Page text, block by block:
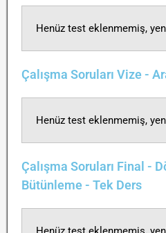
Henüz test eklenmemiş,
Çalışma Soruları Vize -
Henüz test eklenmemiş,
Çalışma Soruları Final -
Bütünleme - Tek Ders